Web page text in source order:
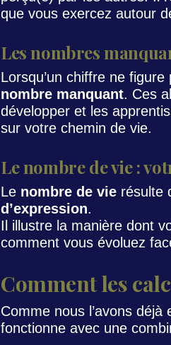
que vous exercez autour
Les nombres
Lorsqu’un chiffre ne
nombre manquant. Ces
développer et les
sur votre chemin de vie.
Le nombre de vie :
Le nombre de vie résulte
d’expression.
Il illustre la manière dont
comment vous évoluez
Comment les
Comme nous l’avons déjà
fonctionne avec une